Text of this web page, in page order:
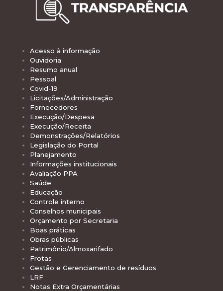
Acesso à informação
Ouvidoria
Resumo anual
Pessoal
Covid-19
Licitações/Administração
Fornecedores
Execução/Despesa
Execução/Receita
Demonstrações/Relatórios
Legislação do Portal
Planejamento
Informações institucionais
Avaliação PPA
Saúde
Educação
Controle interno
Conselhos municipais
Orçamento por Secretaria
Boas práticas
Obras públicas
Patrimônio/Almoxarifado
Frotas
Gestão e Gerenciamento de resíduos
LRF
Notas Extra Orçamentárias